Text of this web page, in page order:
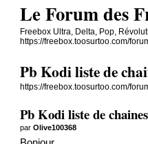
Le Forum des
Freebox Ultra, Delta, Pop,
https://freebox.toosurtoo.com/
Pb Kodi liste de
https://freebox.toosurtoo.com/
Pb Kodi liste de chaines
parOlive100368